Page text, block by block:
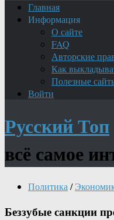
Главная
Информация
О сайте
FAQ
Авторские
Как
Полезные
Войти
Русский Топ
всё самое
Политика /
Беззубые санкции